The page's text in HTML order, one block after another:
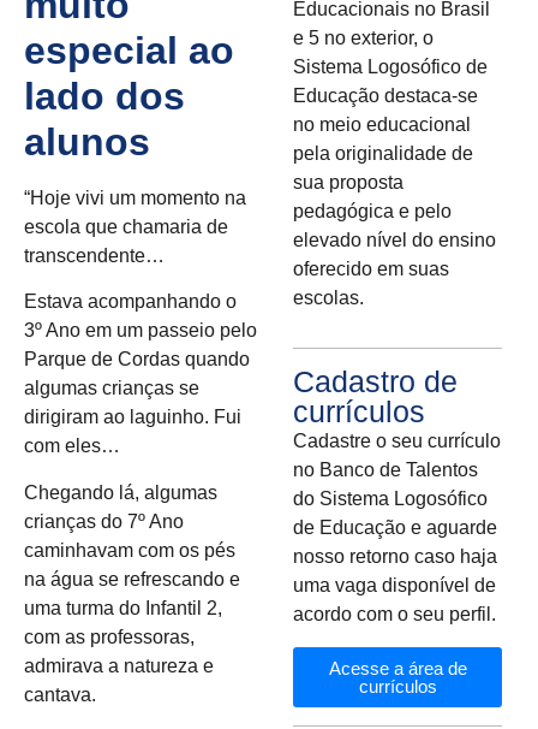
especial ao
lado dos
alunos
“Hoje vivi um momento na
escola que chamaria de
transcendente…
Estava acompanhando o
3º Ano em um passeio pelo
Parque de Cordas quando
algumas crianças se
dirigiram ao laguinho. Fui
com eles…
Chegando lá, algumas
crianças do 7º Ano
caminhavam com os pés
na água se refrescando e
uma turma do Infantil 2,
com as professoras,
admirava a natureza e
cantava.
Educacionais no Brasil
e 5 no exterior, o
Sistema Logosófico de
Educação destaca-se
no meio educacional
pela originalidade de
sua proposta
pedagógica e pelo
elevado nível do ensino
oferecido em suas
escolas.
Cadastro de
currículos
Cadastre o seu currículo
no Banco de Talentos
do Sistema Logosófico
de Educação e aguarde
nosso retorno caso haja
uma vaga disponível de
acordo com o seu perfil.
Acesse a área de
currículos